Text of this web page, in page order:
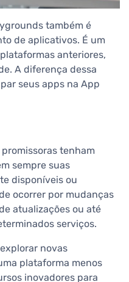
também é
de aplicativos. É um
anteriores,
A diferença dessa
seus apps na App
tenham
sempre suas
disponíveis ou
ocorrer por mudanças
atualizações ou até
serviços.
novas
plataforma menos
inovadores para